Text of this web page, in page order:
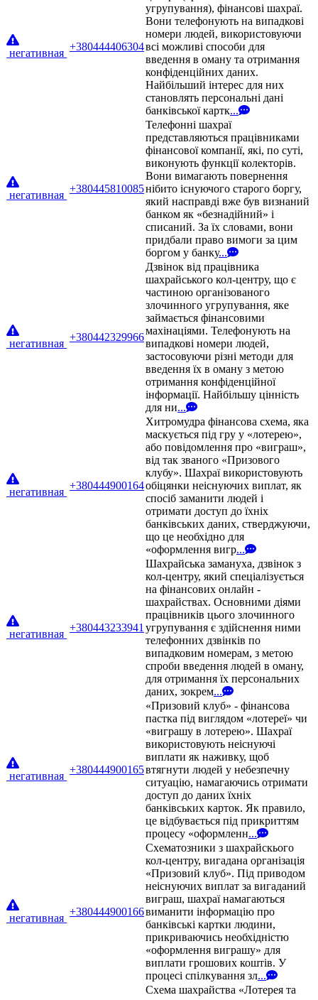
негативная
+380444406304
угрупування), фінансові шахраї.
Вони телефонують на випадкові
номери людей, використовуючи
всі можливі способи для
введення в оману та отримання
конфіденційних даних.
Найбільший інтерес для них
становлять персональні дані
банківської картк...
негативная
+380445810085
Телефонні шахраї
представляються працівниками
фінансової компанії, які, по суті,
виконують функції колекторів.
Вони вимагають повернення
нібито існуючого старого боргу,
який насправді вже був визнаний
банком як «безнадійний» і
списаний. За їх словами, вони
придбали право вимоги за цим
боргом у банку...
негативная
+380442329966
Дзвінок від працівника
шахрайського кол-центру, що є
частиною організованого
злочинного угрупування, яке
займається фінансовими
махінаціями. Телефонують на
випадкові номери людей,
застосовуючи різні методи для
введення їх в оману з метою
отримання конфіденційної
інформації. Найбільшу цінність
для ни...
негативная
+380444900164
Хитромудра фінансова схема, яка
маскується під гру у «лотерею»,
або повідомлення про «виграш»,
від так званого «Призового
клубу». Шахраї використовують
обіцянки неіснуючих виплат, як
спосіб заманити людей і
отримати доступ до їхніх
банківських даних, стверджуючи,
що це необхідно для
«оформлення вигр...
негативная
+380443233941
Шахрайська замануха, дзвінок з
кол-центру, який спеціалізується
на фінансових онлайн -
шахрайствах. Основними діями
працівників цього злочинного
угрупування є здійснення ними
телефонних дзвінків по
випадковим номерам, з метою
спроби введення людей в оману,
для отримання їх персональних
даних, зокрем...
негативная
+380444900165
«Призовий клуб» - фінансова
пастка під виглядом «лотереї» чи
«виграшу в лотерею». Шахраї
використовують неіснуючі
виплати як наживку, щоб
втягнути людей у небезпечну
ситуацію, намагаючись отримати
доступ до даних їхніх
банківських карток. Як правило,
це відбувається під прикриттям
процесу «оформленн...
негативная
+380444900166
Схематозники з шахрайскього
кол-центру, вигадана організація
«Призовий клуб». Під приводом
неіснуючих виплат за вигаданий
виграш, шахраї намагаються
виманити інформацію про
банківські картки людини,
прикриваючись необхідністю
«оформлення виграшу» для
виплати грошових коштів. У
процесі спілкування зл...
Схема шахрайства «Лотерея та